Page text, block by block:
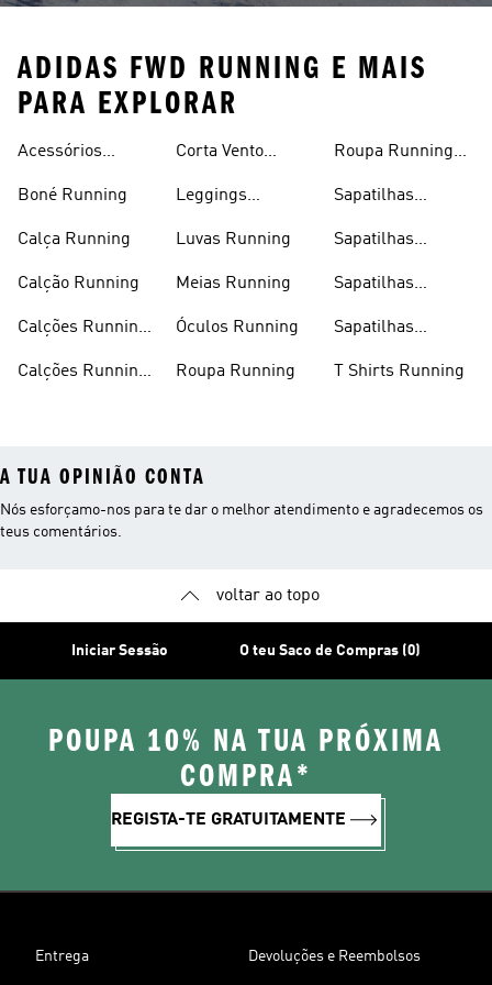
ADIDAS FWD RUNNING E MAIS
PARA EXPLORAR
Acessórios
Boné Running
Calça Running
Calção Running
Calções Running
Calções Running
Corta Vento
Leggings
Luvas Running
Meias Running
Óculos Running
Roupa Running
Roupa Running
Sapatilhas
Sapatilhas
Sapatilhas
Sapatilhas
T Shirts Running
A TUA OPINIÃO CONTA
Nós esforçamo-nos para te dar o melhor atendimento e agradecemos os
teus comentários.
voltar ao topo
Iniciar Sessão O teu Saco de Compras (0)
POUPA 10% NA TUA PRÓXIMA
COMPRA*
REGISTA-TE GRATUITAMENTE
Entrega Devoluções e Reembolsos